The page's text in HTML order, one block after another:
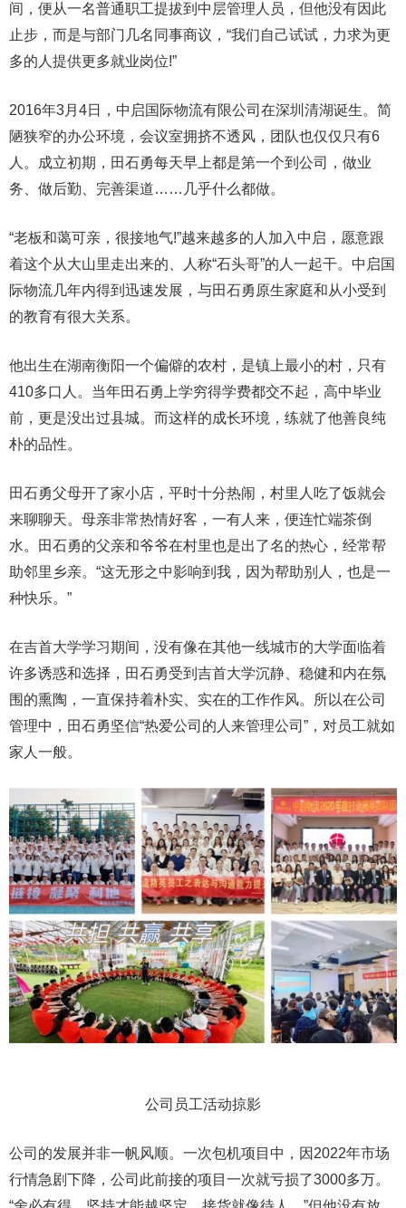
间，便从一名普通职工提拔到中层管理人员，但他没有因此
止步，而是与部门几名同事商议，“我们自己试试，力求为更
多的人提供更多就业岗位!”
2016年3月4日，中启国际物流有限公司在深圳清湖诞生。简
陋狭窄的办公环境，会议室拥挤不透风，团队也仅仅只有6
人。成立初期，田石勇每天早上都是第一个到公司，做业
务、做后勤、完善渠道……几乎什么都做。
“老板和蔼可亲，很接地气!”越来越多的人加入中启，愿意跟
着这个从大山里走出来的、人称“石头哥”的人一起干。中启国
际物流几年内得到迅速发展，与田石勇原生家庭和从小受到
的教育有很大关系。
他出生在湖南衡阳一个偏僻的农村，是镇上最小的村，只有
410多口人。当年田石勇上学穷得学费都交不起，高中毕业
前，更是没出过县城。而这样的成长环境，练就了他善良纯
朴的品性。
田石勇父母开了家小店，平时十分热闹，村里人吃了饭就会
来聊聊天。母亲非常热情好客，一有人来，便连忙端茶倒
水。田石勇的父亲和爷爷在村里也是出了名的热心，经常帮
助邻里乡亲。“这无形之中影响到我，因为帮助别人，也是一
种快乐。”
在吉首大学学习期间，没有像在其他一线城市的大学面临着
许多诱惑和选择，田石勇受到吉首大学沉静、稳健和内在氛
围的熏陶，一直保持着朴实、实在的工作作风。所以在公司
管理中，田石勇坚信“热爱公司的人来管理公司”，对员工就如
家人一般。
公司员工活动掠影
公司的发展并非一帆风顺。一次包机项目中，因2022年市场
行情急剧下降，公司此前接的项目一次就亏损了3000多万。